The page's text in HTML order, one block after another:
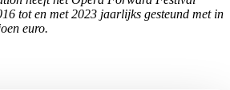
tot en met 2023 jaarlijks gesteund met in
euro.